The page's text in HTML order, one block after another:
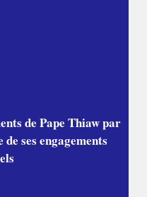
de Pape Thiaw par
ses engagements